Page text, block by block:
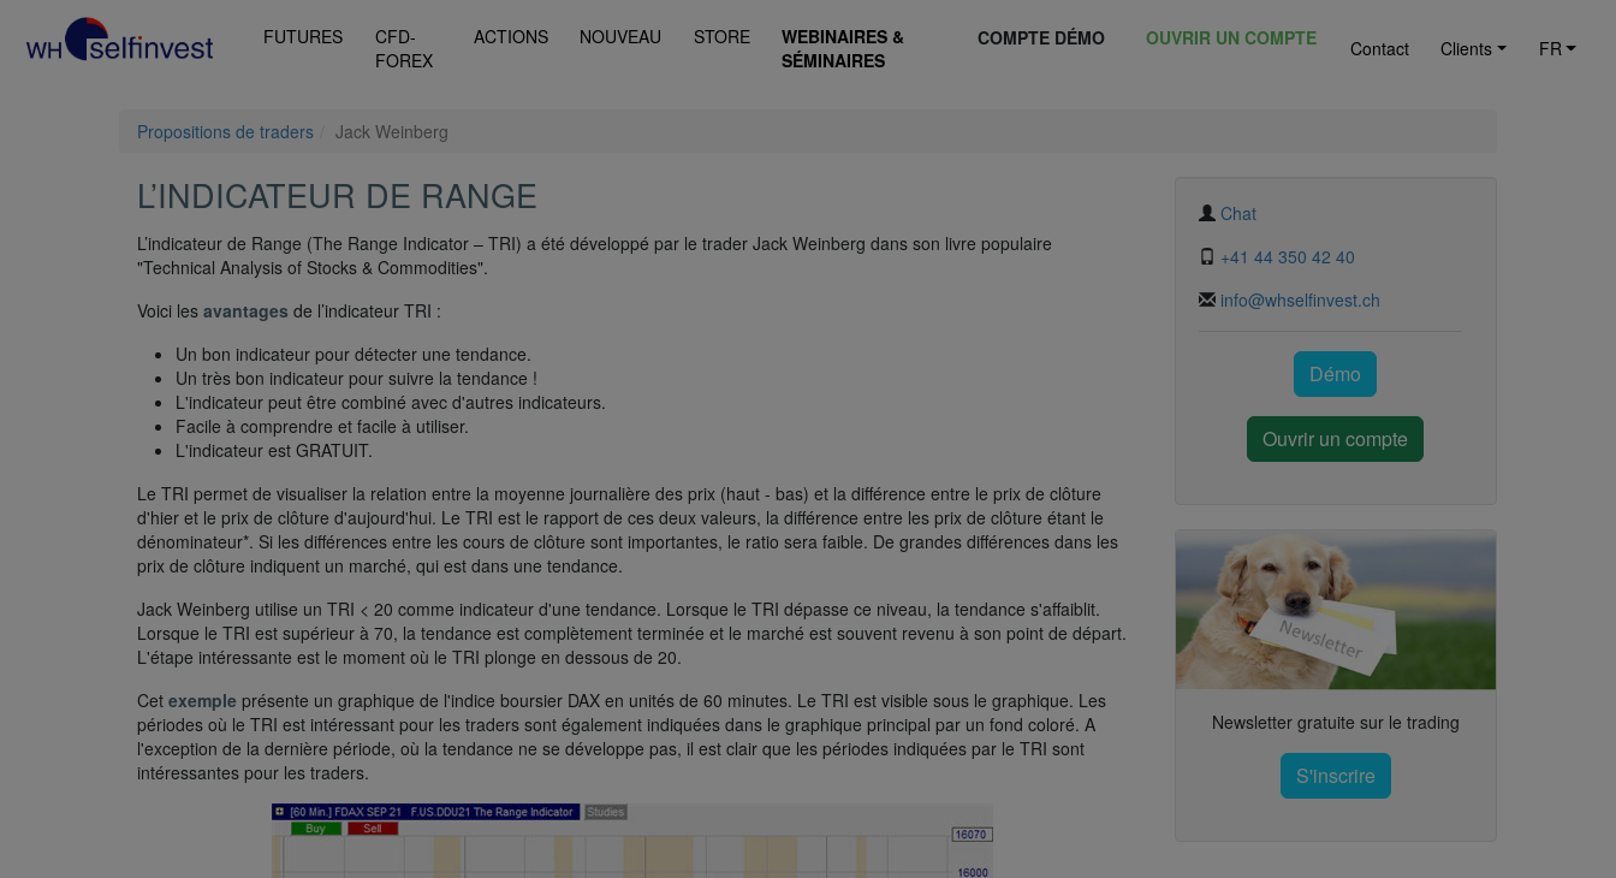
FUTURES
CFD-
FOREX
ACTIONS NOUVEAU STORE
WEBINAIRES &
SÉMINAIRES
COMPTE DÉMO OUVRIR UN COMPTE Contact Clients FR
Propositions de traders Jack Weinberg
Chat
+41 44 350 42 40
info@whselfinvest.ch
Démo
Ouvrir un compte
Newsletter gratuite sur le trading
S'inscrire
L’INDICATEUR DE RANGE
L’indicateur de Range (The Range Indicator – TRI) a été développé par le trader Jack Weinberg dans son livre populaire
"Technical Analysis of Stocks & Commodities".
Voici les avantages de l’indicateur TRI :
Un bon indicateur pour détecter une tendance.
Un très bon indicateur pour suivre la tendance !
L'indicateur peut être combiné avec d'autres indicateurs.
Facile à comprendre et facile à utiliser.
L'indicateur est GRATUIT.
Le TRI permet de visualiser la relation entre la moyenne journalière des prix (haut - bas) et la différence entre le prix de clôture
d'hier et le prix de clôture d'aujourd'hui. Le TRI est le rapport de ces deux valeurs, la différence entre les prix de clôture étant le
dénominateur*. Si les différences entre les cours de clôture sont importantes, le ratio sera faible. De grandes différences dans les
prix de clôture indiquent un marché, qui est dans une tendance.
Jack Weinberg utilise un TRI < 20 comme indicateur d'une tendance. Lorsque le TRI dépasse ce niveau, la tendance s'affaiblit.
Lorsque le TRI est supérieur à 70, la tendance est complètement terminée et le marché est souvent revenu à son point de départ.
L'étape intéressante est le moment où le TRI plonge en dessous de 20.
Cet exemple présente un graphique de l'indice boursier DAX en unités de 60 minutes. Le TRI est visible sous le graphique. Les
périodes où le TRI est intéressant pour les traders sont également indiquées dans le graphique principal par un fond coloré. A
l'exception de la dernière période, où la tendance ne se développe pas, il est clair que les périodes indiquées par le TRI sont
intéressantes pour les traders.